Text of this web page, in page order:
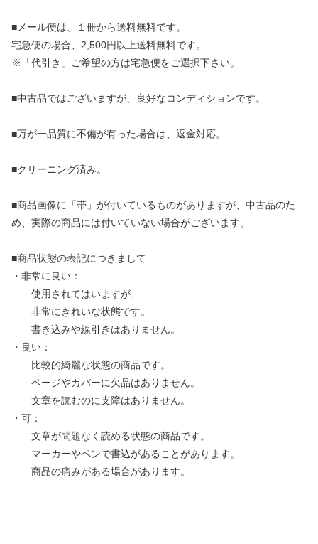
■メール便は、１冊から送料無料です。
宅急便の場合、2,500円以上送料無料です。
※「代引き」ご希望の方は宅急便をご選択下さい。
■中古品ではございますが、良好なコンディションです。
■万が一品質に不備が有った場合は、返金対応。
■クリーニング済み。
■商品画像に「帯」が付いているものがありますが、中古品のた
め、実際の商品には付いていない場合がございます。
■商品状態の表記につきまして
・非常に良い：
使用されてはいますが、
非常にきれいな状態です。
書き込みや線引きはありません。
・良い：
比較的綺麗な状態の商品です。
ページやカバーに欠品はありません。
文章を読むのに支障はありません。
・可：
文章が問題なく読める状態の商品です。
マーカーやペンで書込があることがあります。
商品の痛みがある場合があります。